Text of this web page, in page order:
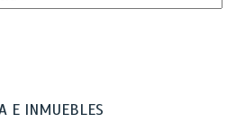
E INMUEBLES